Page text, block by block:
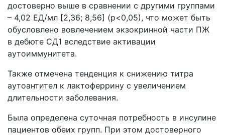
достоверно выше в сравнении с другими группами
– 4,02 ЕД/мл [2,36; 8,56] (р<0,05), что может быть
обусловлено вовлечением экзокринной части ПЖ
в дебюте СД1 вследствие активации
аутоиммунитета.
Также отмечена тенденция к снижению титра
аутоантител к лактоферрину с увеличением
длительности заболевания.
Была определена суточная потребность в инсулине
пациентов обеих групп. При этом достоверного